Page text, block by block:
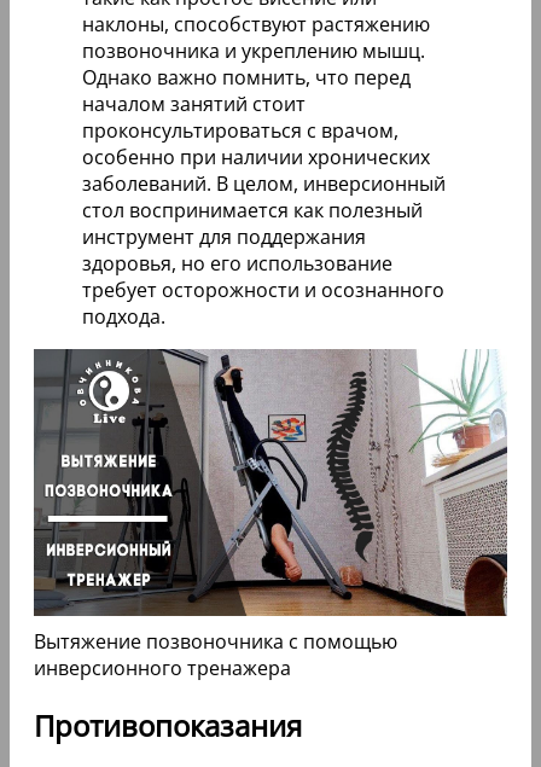
наклоны, способствуют растяжению
позвоночника и укреплению мышц.
Однако важно помнить, что перед
началом занятий стоит
проконсультироваться с врачом,
особенно при наличии хронических
заболеваний. В целом, инверсионный
стол воспринимается как полезный
инструмент для поддержания
здоровья, но его использование
требует осторожности и осознанного
подхода.
Вытяжение позвоночника с помощью
инверсионного тренажера
Противопоказания